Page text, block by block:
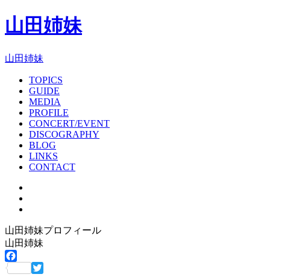
山田姉妹
山田姉妹
TOPICS
GUIDE
MEDIA
PROFILE
CONCERT/EVENT
DISCOGRAPHY
BLOG
LINKS
CONTACT
山田姉妹プロフィール
山田姉妹
Facebook